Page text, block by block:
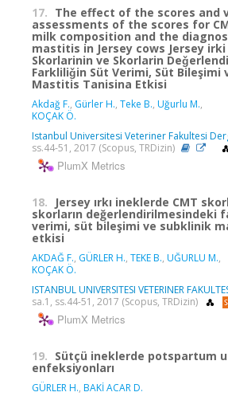
17. The effect of the scores and
assessments of the scores for
milk composition and the
mastitis in Jersey cows Jersey
Skorlarinin ve Skorlarin
Farkliliǧin Süt Verimi, Süt Bileşimi
Mastitis Tanisina Etkisi
Akdağ F., Gürler H., Teke B., Uğurlu M.,
KOÇAK Ö.
Istanbul Universitesi Veteriner Fakultesi
ss.44-51, 2017 (Scopus, TRDizin)
PlumX Metrics
18. Jersey ırkı ineklerde CMT
skorların değerlendirilmesindeki
verimi, süt bileşimi ve subklinik
etkisi
AKDAĞ F., GÜRLER H., TEKE B., UĞURLU M.,
KOÇAK Ö.
ISTANBUL UNIVERSITESI VETERINER
sa.1, ss.44-51, 2017 (Scopus, TRDizin)
PlumX Metrics
19. Sütçü ineklerde potspartum
enfeksiyonları
GÜRLER H., BAKİ ACAR D.